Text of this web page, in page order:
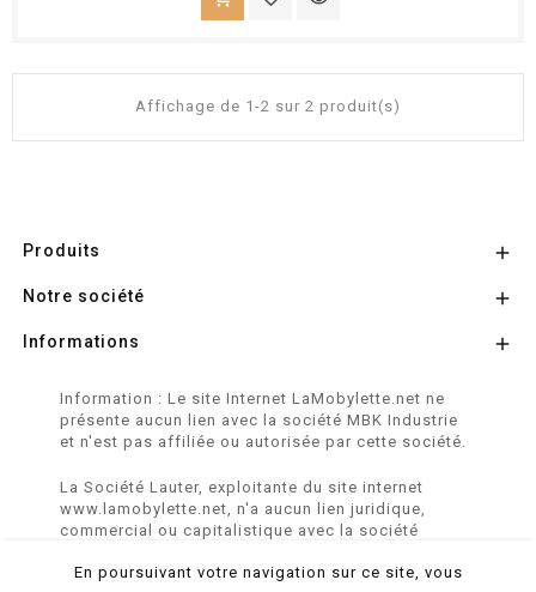
Affichage de 1-2 sur 2 produit(s)
Produits 
Notre société 
Informations 
Information : Le site Internet LaMobylette.net ne
présente aucun lien avec la société MBK Industrie
et n'est pas affiliée ou autorisée par cette société.
La Société Lauter, exploitante du site internet
www.lamobylette.net, n'a aucun lien juridique,
commercial ou capitalistique avec la société
marques SOLEX, VELOSOLEX, SOLEXINE et E-
En poursuivant votre navigation sur ce site, vous